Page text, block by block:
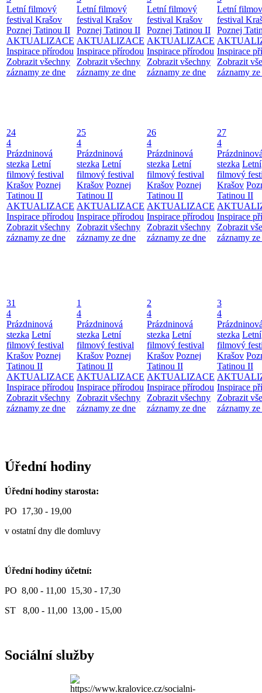
Letní filmový
festival Krašov
Poznej Tatinou II
AKTUALIZACE
Inspirace přírodou
Zobrazit všechny
záznamy ze dne
Letní filmový
festival Krašov
Poznej Tatinou II
AKTUALIZACE
Inspirace přírodou
Zobrazit všechny
záznamy ze dne
Letní filmový
festival Krašov
Poznej Tatinou II
AKTUALIZACE
Inspirace přírodou
Zobrazit všechny
záznamy ze dne
Letní
festival
Poznej
Inspirace
Zobrazit
záznamy
24
4
Prázdninová
stezka Letní
filmový festival
Krašov Poznej
Tatinou II
AKTUALIZACE
Inspirace přírodou
Zobrazit všechny
záznamy ze dne
25
4
Prázdninová
stezka Letní
filmový festival
Krašov Poznej
Tatinou II
AKTUALIZACE
Inspirace přírodou
Zobrazit všechny
záznamy ze dne
26
4
Prázdninová
stezka Letní
filmový festival
Krašov Poznej
Tatinou II
AKTUALIZACE
Inspirace přírodou
Zobrazit všechny
záznamy ze dne
27
4
stezka Letní
filmový
Krašov
Tatinou II
Inspirace
Zobrazit
záznamy
31
4
Prázdninová
stezka Letní
filmový festival
Krašov Poznej
Tatinou II
AKTUALIZACE
Inspirace přírodou
Zobrazit všechny
záznamy ze dne
1
4
Prázdninová
stezka Letní
filmový festival
Krašov Poznej
Tatinou II
AKTUALIZACE
Inspirace přírodou
Zobrazit všechny
záznamy ze dne
2
4
Prázdninová
stezka Letní
filmový festival
Krašov Poznej
Tatinou II
AKTUALIZACE
Inspirace přírodou
Zobrazit všechny
záznamy ze dne
3
4
stezka Letní
filmový
Krašov
Tatinou II
Inspirace
Zobrazit
záznamy
Úřední hodiny
Úřední hodiny starosta:
PO 17,30 - 19,00
v ostatní dny dle domluvy
Úřední hodiny účetní:
PO 8,00 - 11,00 15,30 - 17,30
ST 8,00 - 11,00 13,00 - 15,00
Sociální služby